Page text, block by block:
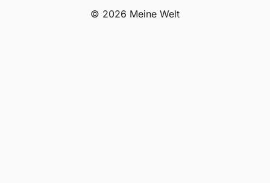
© 2026 Meine Welt